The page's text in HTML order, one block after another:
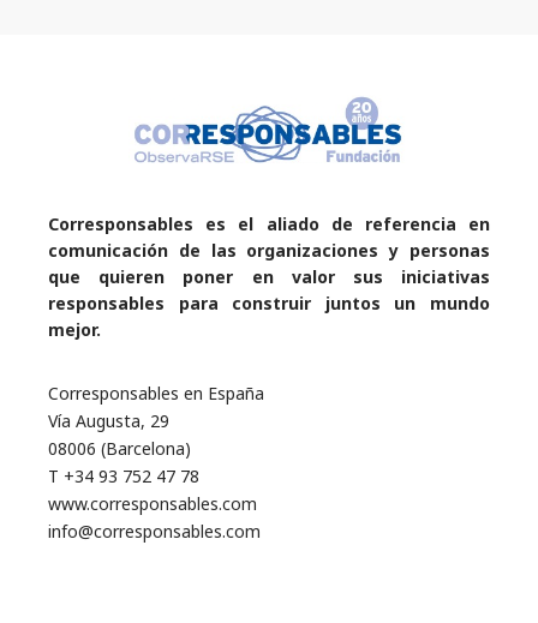
Corresponsables es el aliado de referencia en
comunicación de las organizaciones y personas
que quieren poner en valor sus iniciativas
responsables para construir juntos un mundo
mejor.
Corresponsables en España
Vía Augusta, 29
08006 (Barcelona)
T +34 93 752 47 78
www.corresponsables.com
info@corresponsables.com